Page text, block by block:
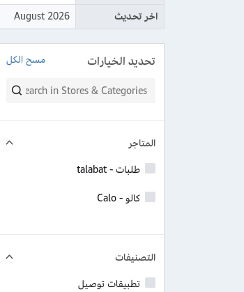
اخر تحديث
August 2026
تحديد الخيارات مسح الكل
المتاجر
طلبات - talabat
كالو - Calo
التصنيفات
تطبيقات توصيل